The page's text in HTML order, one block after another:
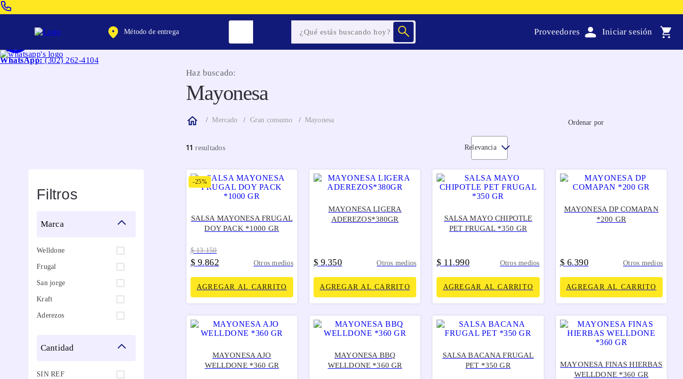
WhatsApp: (302) 262-4104
Método de entrega Proveedores
Haz buscado:
Mayonesa
Mercado Gran consumo Mayonesa Ordenar por
11 Relevancia
Filtros
marca
Welldone
Frugal
San jorge
Kraft
Aderezos
cantidad
SIN REF
-25%
SALSA MAYONESA FRUGAL
DOY PACK *1000 GR
$ 13.150
$ 9.862 Otros medios
AGREGAR AL CARRITO
MAYONESA LIGERA
ADEREZOS*380GR
$ 9.350 Otros medios
AGREGAR AL CARRITO
SALSA MAYO CHIPOTLE
PET FRUGAL *350 GR
$ 11 .990 Otros medios
AGREGAR AL CARRITO
MAYONESA DP COMAPAN
*200 GR
$ 6.390 Otros medios
AGREGAR AL CARRITO
MAYONESA AJO
WELLDONE *360 GR
MAYONESA BBQ
WELLDONE *360 GR
SALSA BACANA FRUGAL
PET *350 GR
MAYONESA FINAS HIERBAS
WELLDONE *360 GR